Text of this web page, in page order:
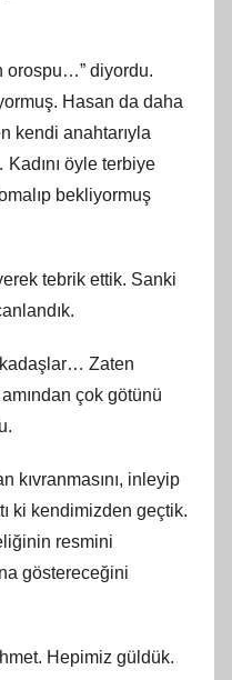
orospu…” diyordu.
Hasan da daha
kendi anahtarıyla
öyle terbiye
bekliyormuş
tebrik ettik. Sanki
Zaten
çok götünü
kıvranmasını, inleyip
ki kendimizden geçtik.
resmini
göstereceğini
Hepimiz güldük.